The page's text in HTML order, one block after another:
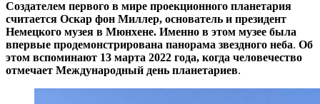
Создателем первого в мире проекционного планетария
считается Оскар фон Миллер, основатель и президент
Немецкого музея в Мюнхене. Именно в этом музее была
впервые продемонстрирована панорама звездного неба. Об
этом вспоминают 13 марта 2022 года, когда человечество
отмечает Международный день планетариев.